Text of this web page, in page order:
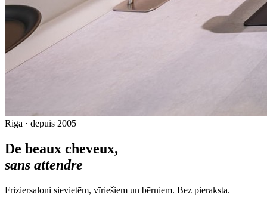
Riga · depuis 2005
De beaux cheveux,
sans attendre
Friziersaloni sievietēm, vīriešiem un bērniem. Bez pieraksta.